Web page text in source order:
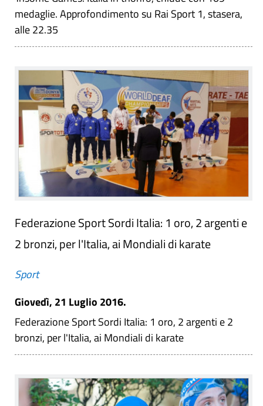
medaglie. Approfondimento su Rai Sport 1, stasera,
alle 22.35
Federazione Sport Sordi Italia: 1 oro, 2 argenti e
2 bronzi, per l'Italia, ai Mondiali di karate
Sport
Giovedì, 21 Luglio 2016.
Federazione Sport Sordi Italia: 1 oro, 2 argenti e 2
bronzi, per l'Italia, ai Mondiali di karate